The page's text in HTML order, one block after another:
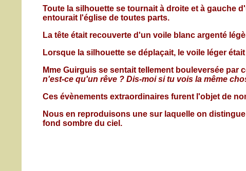
Toute la silhouette se tournait à droite et à gauche
entourait l'église de toutes parts.
La tête était recouverte d'un voile blanc argenté
Lorsque la silhouette se déplaçait, le voile léger
Mme Guirguis se sentait tellement bouleversée par
n'est-ce qu'un rêve ? Dis-moi si tu vois la même
Ces évènements extraordinaires furent l'objet de
Nous en reproduisons une sur laquelle on
fond sombre du ciel.